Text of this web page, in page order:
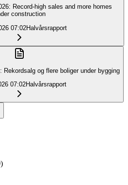
Record-high sales and more homes
construction
07:02Halvårsrapport
og flere boliger under bygging
07:02Halvårsrapport
)